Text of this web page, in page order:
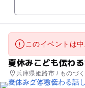
このイベントは
夏休みこども伝わ
兵庫県姫路市 / ものづ